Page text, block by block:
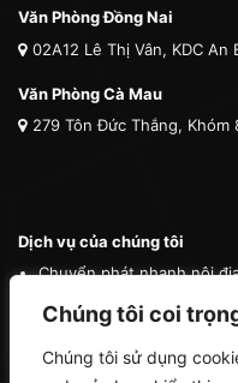
Chúng tôi coi
Chúng tôi sử dụng
Văn Phòng Đồng Nai
02A12 Lê Thị Vân, KDC
Văn Phòng Cà Mau
279 Tôn Đức Thắng, Khóm
Dịch vụ của chúng tôi
Chuyển phát nhanh nội
Chuyển phát nhanh quốc
Vận chuyển thú cưng